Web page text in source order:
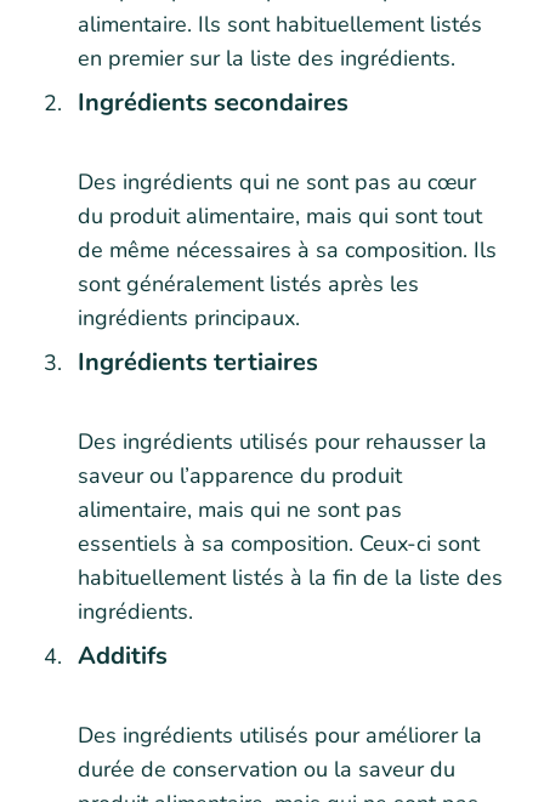
alimentaire. Ils sont habituellement listés
en premier sur la liste des ingrédients.
Ingrédients secondaires
Des ingrédients qui ne sont pas au cœur
du produit alimentaire, mais qui sont tout
de même nécessaires à sa composition. Ils
sont généralement listés après les
ingrédients principaux.
Ingrédients tertiaires
Des ingrédients utilisés pour rehausser la
saveur ou l’apparence du produit
alimentaire, mais qui ne sont pas
essentiels à sa composition. Ceux-ci sont
habituellement listés à la fin de la liste des
ingrédients.
Additifs
Des ingrédients utilisés pour améliorer la
durée de conservation ou la saveur du